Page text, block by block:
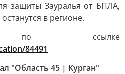
защиты Зауралья от БПЛА,
в регионе.
по ссылке
84491
"Область 45 | Курган"